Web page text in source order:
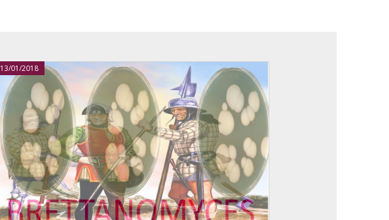
13/01/2018